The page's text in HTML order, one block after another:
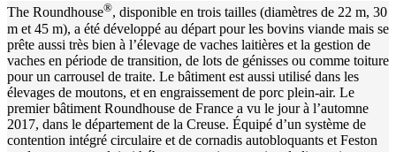
The Roundhouse®, disponible en trois tailles (diamètres de 22 m, 30
m et 45 m), a été développé au départ pour les bovins viande mais se
prête aussi très bien à l’élevage de vaches laitières et la gestion de
vaches en période de transition, de lots de génisses ou comme toiture
pour un carrousel de traite. Le bâtiment est aussi utilisé dans les
élevages de moutons, et en engraissement de porc plein-air. Le
premier bâtiment Roundhouse de France a vu le jour à l’automne
2017, dans le département de la Creuse. Équipé d’un système de
contention intégré circulaire et de cornadis autobloquants et Feston